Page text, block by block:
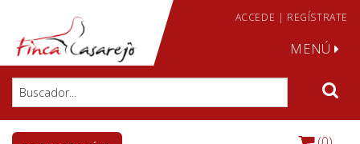
ACCEDE | REGÍSTRATE
MENÚ